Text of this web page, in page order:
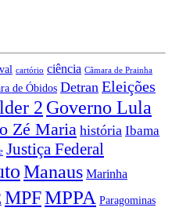
cartório ciência Câmara de Prainha
de Óbidos Detran Eleições
2 Governo Lula
Zé Maria história Ibama
Justiça Federal
Manaus Marinha
MPFMPPA Paragominas